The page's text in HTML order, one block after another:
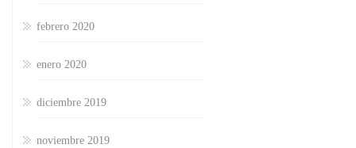
febrero 2020
enero 2020
diciembre 2019
noviembre 2019